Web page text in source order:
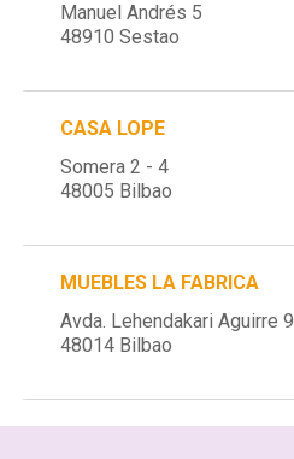
Manuel Andrés 5
48910 Sestao
CASA LOPE
Somera 2 - 4
48005 Bilbao
MUEBLES LA FABRICA
Avda. Lehendakari Aguirre 9
48014 Bilbao